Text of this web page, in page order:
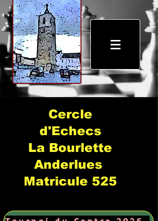
Cercle
d'Echecs
La Bourlette
Anderlues
Matricule 525